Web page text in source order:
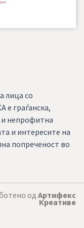
лица со
е граѓанска,
и непрофитна
и интересите на
попреченост во
од Артифекс
Креативе